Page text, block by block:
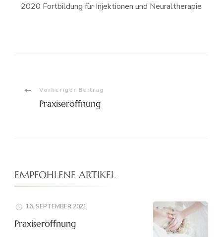
2020 Fortbildung für Injektionen und Neuraltherapie
Beitragsnavigation
Vorheriger Beitrag
Praxiseröffnung
EMPFOHLENE ARTIKEL
16. SEPTEMBER 2021
Praxiseröffnung